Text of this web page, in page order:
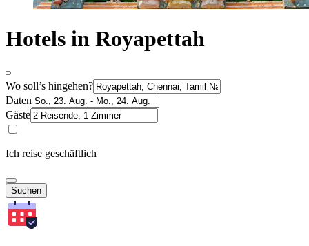
Hotels in Royapettah
Wo soll’s hingehen?
Daten
Gäste
Ich reise geschäftlich
Suchen